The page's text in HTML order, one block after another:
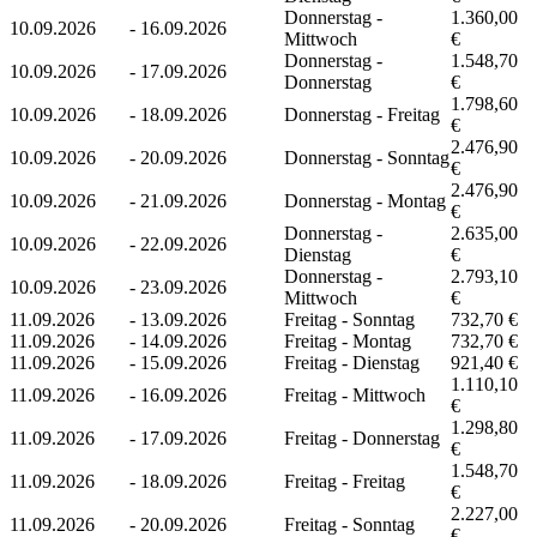
10.09.2026
- 16.09.2026
Donnerstag -
Mittwoch
1.360,00
€
10.09.2026
- 17.09.2026
Donnerstag -
Donnerstag
1.548,70
€
10.09.2026
- 18.09.2026 Donnerstag - Freitag
1.798,60
€
10.09.2026
- 20.09.2026 Donnerstag - Sonntag
2.476,90
€
10.09.2026
- 21.09.2026 Donnerstag - Montag
2.476,90
€
10.09.2026
- 22.09.2026
Donnerstag -
Dienstag
2.635,00
€
10.09.2026
- 23.09.2026
Donnerstag -
Mittwoch
2.793,10
€
11.09.2026
- 13.09.2026 Freitag - Sonntag
732,70 €
11.09.2026
- 14.09.2026 Freitag - Montag
732,70 €
11.09.2026
- 15.09.2026 Freitag - Dienstag
921,40 €
11.09.2026
- 16.09.2026 Freitag - Mittwoch
1.110,10
€
11.09.2026
- 17.09.2026 Freitag - Donnerstag
1.298,80
€
11.09.2026
- 18.09.2026 Freitag - Freitag
1.548,70
€
11.09.2026
- 20.09.2026 Freitag - Sonntag
2.227,00